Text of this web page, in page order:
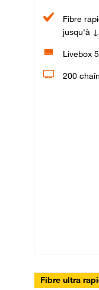
Fibre
jusqu'à
Livebox
200
Fibre ultra